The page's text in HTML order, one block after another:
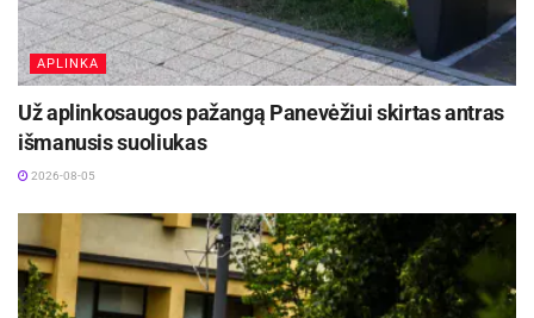
APLINKA
Už aplinkosaugos pažangą Panevėžiui skirtas antras
išmanusis suoliukas
2026-08-05